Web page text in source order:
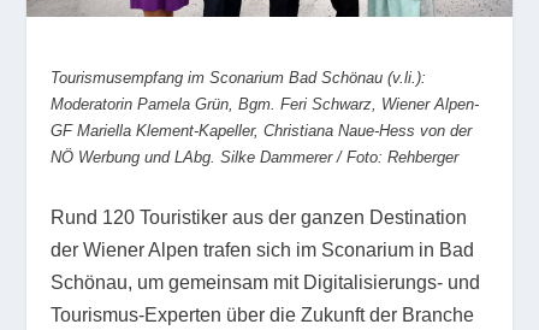
Tourismusempfang im Sconarium Bad Schönau (v.li.):
Moderatorin Pamela Grün, Bgm. Feri Schwarz, Wiener Alpen-
GF Mariella Klement-Kapeller, Christiana Naue-Hess von der
NÖ Werbung und LAbg. Silke Dammerer / Foto: Rehberger
Rund 120 Touristiker aus der ganzen Destination
der Wiener Alpen trafen sich im Sconarium in Bad
Schönau, um gemeinsam mit Digitalisierungs- und
Tourismus-Experten über die Zukunft der Branche